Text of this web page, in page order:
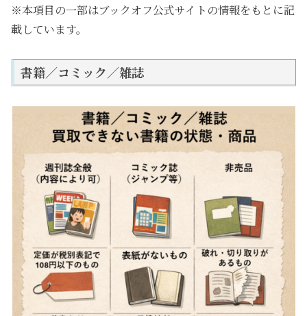
※本項目の一部はブックオフ公式サイトの情報をもとに記
載しています。
書籍／コミック／雑誌